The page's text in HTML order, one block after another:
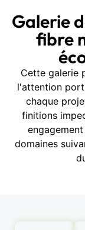
Galerie
fibre
Cette galerie
l'attention
chaque
finitions
domaines